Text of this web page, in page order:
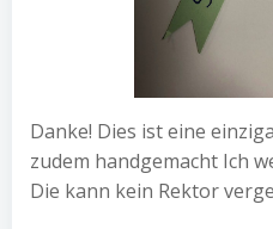
Danke! Dies ist eine
zudem handgemacht Ich
Die kann kein Rektor